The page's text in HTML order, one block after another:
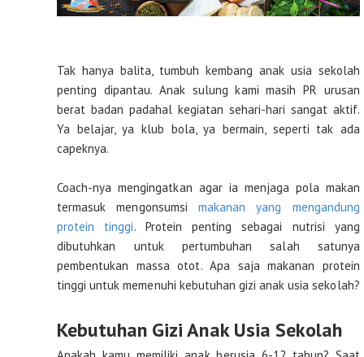
Tak hanya balita, tumbuh kembang anak usia sekolah
penting dipantau. Anak sulung kami masih PR urusan
berat badan padahal kegiatan sehari-hari sangat aktif.
Ya belajar, ya klub bola, ya bermain, seperti tak ada
capeknya.
Coach-nya mengingatkan agar ia menjaga pola makan
termasuk mengonsumsi makanan yang mengandung
protein tinggi. Protein penting sebagai nutrisi yang
dibutuhkan untuk pertumbuhan salah satunya
pembentukan massa otot. Apa saja makanan protein
tinggi untuk memenuhi kebutuhan gizi anak usia sekolah?
Kebutuhan Gizi Anak Usia Sekolah